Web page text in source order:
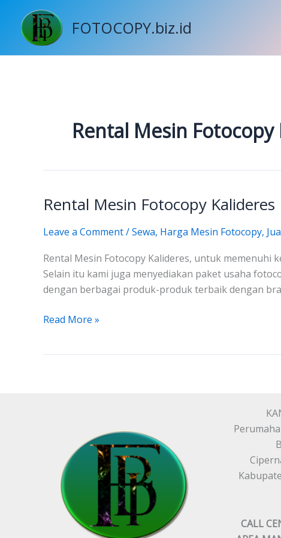
content
FOTOCOPY.biz.id
Rental Mesin Fotocopy
Rental Mesin Fotocopy Kalideres
Leave a Comment/Sewa, Harga Mesin Fotocopy,
Rental Mesin Fotocopy Kalideres, untuk memenuhi
Selain itu kami juga menyediakan paket usaha
dengan berbagai produk-produk terbaik dengan
Rental
Fotocopy
Read More »
CALL